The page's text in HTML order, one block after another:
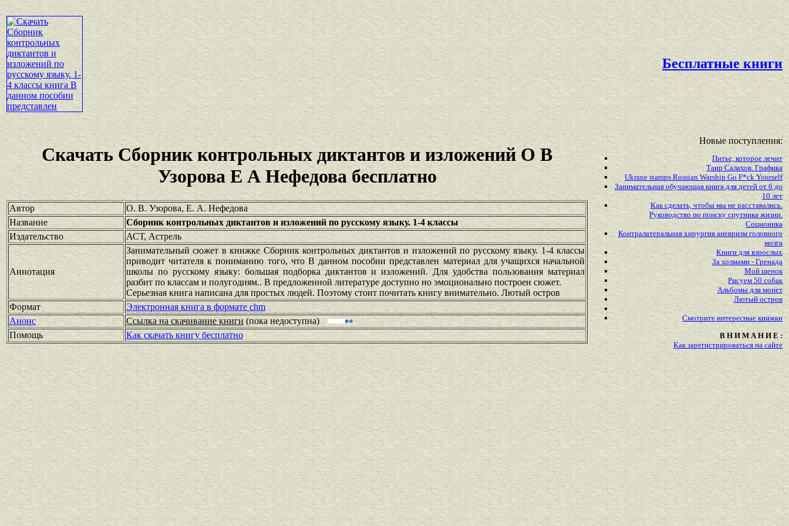
Бесплатные книги
Скачать Сборник контрольных диктантов и изложений О В
Узорова Е А Нефедова бесплатно
Автор
О. В. Узорова, Е. А. Нефедова
Название
Сборник контрольных диктантов и изложений по русскому языку. 1-4 классы
Издательство
АСТ, Астрель
Аннотация
Занимательный сюжет в книжке Сборник контрольных диктантов и изложений по русскому языку. 1-4 классы
приводит читателя к пониманию того, что В данном пособии представлен материал для учащихся начальной
школы по русскому языку: большая подборка диктантов и изложений. Для удобства пользования материал
разбит по классам и полугодиям.. В предложенной литературе доступно но эмоционально построен сюжет.
Серьезная книга написана для простых людей. Поэтому стоит почитать книгу внимательно. Лютый остров
Формат
Электронная книга в формате chm
Анонс
Ссылка на скачивание книги (пока недоступна)
Помощь
Как скачать книгу бесплатно
Новые поступления:
Питье, которое лечит
Таир Салахов. Графика
Ukrane stamps Russian Warship Go F*ck Yourself
Занимательная обучающая книга для детей от 6 до
10 лет
Как сделать, чтобы мы не расставались.
Руководство по поиску спутника жизни.
Соционика
Контралатеральная хирургия аневризм головного
мозга
Книги для взрослых
За холмами - Гренада
Мой щенок
Рисуем 50 собак
Альбомы для монет
Лютый остров
Смотрите интересные книжки
В Н И М А Н И Е :
Как зарегистрироваться на сайте